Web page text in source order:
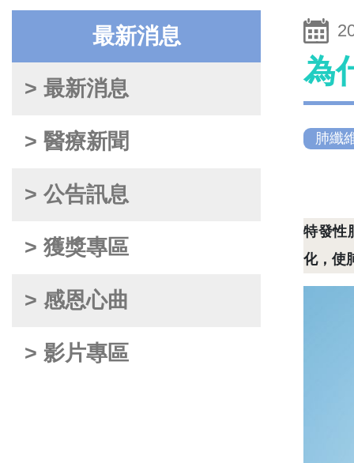
最新消息
> 最新消息
> 醫療新聞
> 公告訊息
> 獲獎專區
> 感恩心曲
> 影片專區
為
肺纖
特發性
化，使